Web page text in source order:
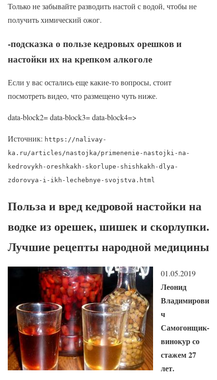
Только не забывайте разводить настой с водой, чтобы не
получить химический ожог.
-подсказка о пользе кедровых орешков и
настойки их на крепком алкоголе
Если у вас остались еще какие-то вопросы, стоит
посмотреть видео, что размещено чуть ниже.
data-block2= data-block3= data-block4=>
Источник: https://nalivay-
ka.ru/articles/nastojka/primenenie-nastojki-na-
kedrovykh-oreshkakh-skorlupe-shishkakh-dlya-
zdorovya-i-ikh-lechebnye-svojstva.html
Польза и вред кедровой настойки на
водке из орешек, шишек и скорлупки.
Лучшие рецепты народной медицины
01.05.2019
Леонид
Владимирови
ч
Самогонщик-
винокур со
стажем 27
лет.